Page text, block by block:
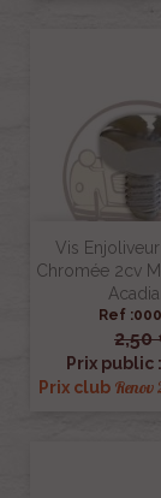
Vis
Chromée 2cv
Ref
2,50
Prix public :
Prix club Renov